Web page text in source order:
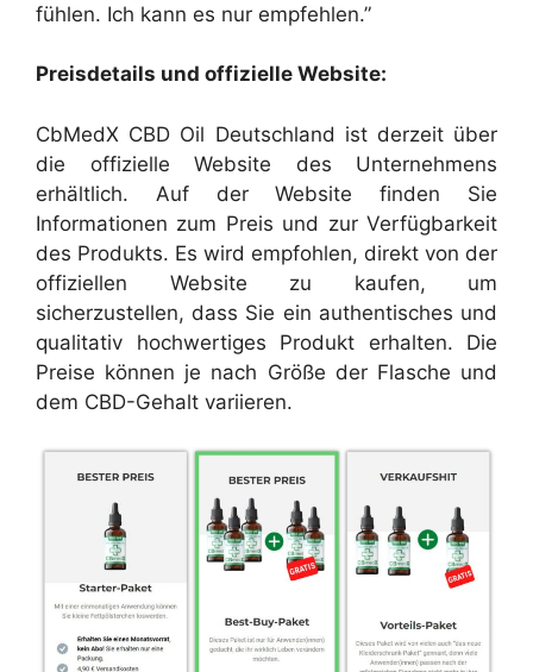
fühlen. Ich kann es nur empfehlen.”
Preisdetails und offizielle Website:
CbMedX CBD Oil Deutschland ist derzeit über
die offizielle Website des Unternehmens
erhältlich. Auf der Website finden Sie
Informationen zum Preis und zur Verfügbarkeit
des Produkts. Es wird empfohlen, direkt von der
offiziellen Website zu kaufen, um
sicherzustellen, dass Sie ein authentisches und
qualitativ hochwertiges Produkt erhalten. Die
Preise können je nach Größe der Flasche und
dem CBD-Gehalt variieren.